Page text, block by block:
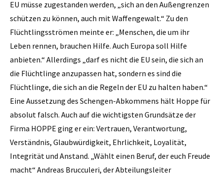
EU müsse zugestanden werden, „sich an den Außengrenzen
schützen zu können, auch mit Waffengewalt.“ Zu den
Flüchtlingsströmen meinte er: „Menschen, die um ihr
Leben rennen, brauchen Hilfe. Auch Europa soll Hilfe
anbieten.“ Allerdings „darf es nicht die EU sein, die sich an
die Flüchtlinge anzupassen hat, sondern es sind die
Flüchtlinge, die sich an die Regeln der EU zu halten haben.“
Eine Aussetzung des Schengen-Abkommens hält Hoppe für
absolut falsch. Auch auf die wichtigsten Grundsätze der
Firma HOPPE ging er ein: Vertrauen, Verantwortung,
Verständnis, Glaubwürdigkeit, Ehrlichkeit, Loyalität,
Integrität und Anstand. „Wählt einen Beruf, der euch Freude
macht“ Andreas Brucculeri, der Abteilungsleiter